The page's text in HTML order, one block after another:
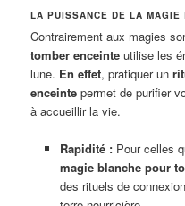
LA PUISSANCE DE LA
Contrairement aux magies
tomber enceinte utilise les
lune. En effet, pratiquer un
enceinte permet de purifier
à accueillir la vie.
Rapidité :Pour celles
magie blanche pour
des rituels de